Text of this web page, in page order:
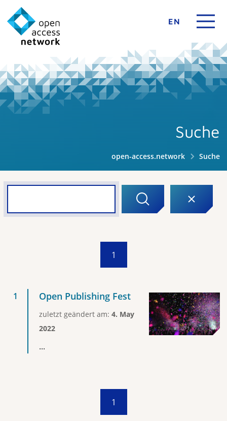
EN
Suche
open-access.network Suche
1
Open Publishing Fest
zuletzt geändert am: 4. May
2022
...
1